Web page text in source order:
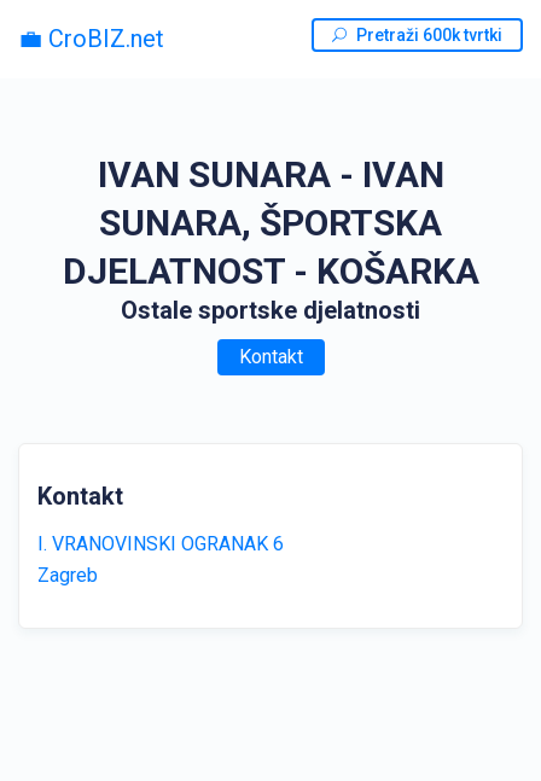
💼 CroBIZ.net Pretraži 600k tvrtki
IVAN SUNARA - IVAN
SUNARA, ŠPORTSKA
DJELATNOST - KOŠARKA
Ostale sportske djelatnosti
Kontakt
Kontakt
I. VRANOVINSKI OGRANAK 6
Zagreb